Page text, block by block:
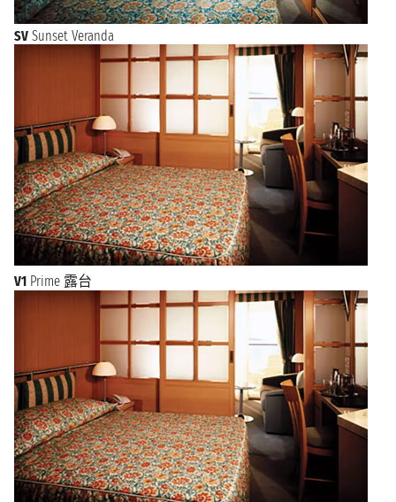
SV Sunset Veranda
V1 Prime 露台